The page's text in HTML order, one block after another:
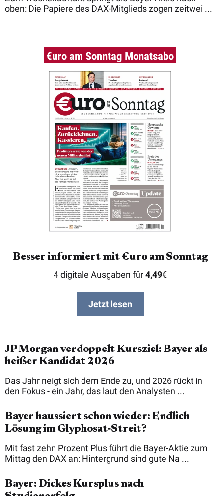
oben: Die Papiere des DAX-Mitglieds zogen zeitwei ...
€uro am Sonntag Monatsabo
Besser informiert mit €uro am Sonntag
4 digitale Ausgaben für4,49€
Jetzt lesen
JP Morgan verdoppelt Kursziel: Bayer als
heißer Kandidat 2026
Das Jahr neigt sich dem Ende zu, und 2026 rückt in
den Fokus - ein Jahr, das laut den Analysten ...
Bayer haussiert schon wieder: Endlich
Lösung im Glyphosat‑Streit?
Mit fast zehn Prozent Plus führt die Bayer-Aktie zum
Mittag den DAX an: Hintergrund sind gute Na ...
Bayer: Dickes Kursplus nach